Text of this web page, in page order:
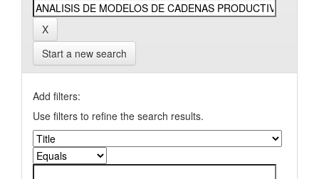
Start a new search
Add filters:
Use filters to refine the search results.